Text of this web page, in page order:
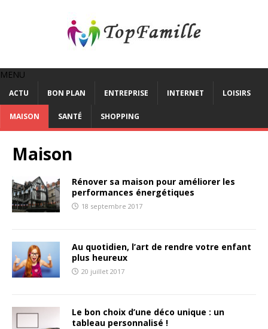
MENU
ACTU BON PLAN ENTREPRISE INTERNET LOISIRS
MAISON SANTÉ SHOPPING
Maison
Rénover sa maison pour améliorer les
performances énergétiques
18 septembre 2017
Au quotidien, l’art de rendre votre enfant
plus heureux
20 juillet 2017
Le bon choix d’une déco unique : un
tableau personnalisé !